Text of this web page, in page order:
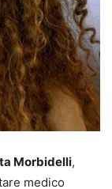
Morbidelli,
medico